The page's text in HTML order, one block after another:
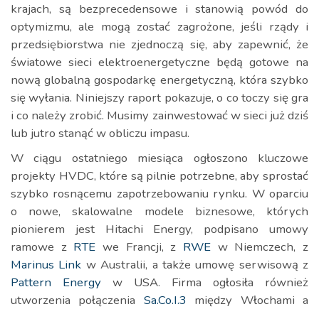
krajach, są bezprecedensowe i stanowią powód do
optymizmu, ale mogą zostać zagrożone, jeśli rządy i
przedsiębiorstwa nie zjednoczą się, aby zapewnić, że
światowe sieci elektroenergetyczne będą gotowe na
nową globalną gospodarkę energetyczną, która szybko
się wyłania. Niniejszy raport pokazuje, o co toczy się gra
i co należy zrobić. Musimy zainwestować w sieci już dziś
lub jutro stanąć w obliczu impasu.
W ciągu ostatniego miesiąca ogłoszono kluczowe
projekty HVDC, które są pilnie potrzebne, aby sprostać
szybko rosnącemu zapotrzebowaniu rynku. W oparciu
o nowe, skalowalne modele biznesowe, których
pionierem jest Hitachi Energy, podpisano umowy
ramowe z RTE we Francji, z RWE w Niemczech, z
Marinus Link w Australii, a także umowę serwisową z
Pattern Energy w USA. Firma ogłosiła również
utworzenia połączenia Sa.Co.I.3 między Włochami a